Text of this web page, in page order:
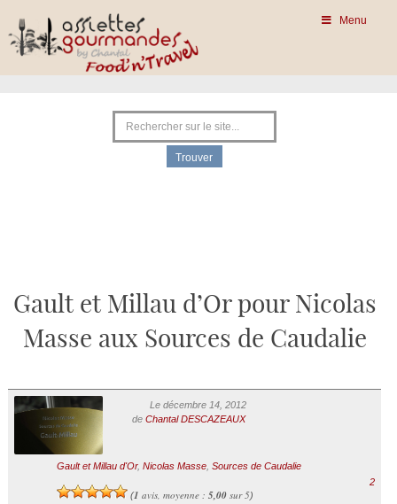
Menu
Gault et Millau d’Or pour Nicolas
Masse aux Sources de Caudalie
Le décembre 14, 2012
de Chantal DESCAZEAUX
Gault et Millau d'Or, Nicolas Masse, Sources de Caudalie
(1 avis, moyenne : 5,00sur 5)
2